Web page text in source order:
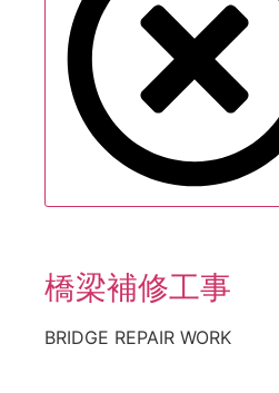
橋梁補修工事
BRIDGE REPAIR WORK